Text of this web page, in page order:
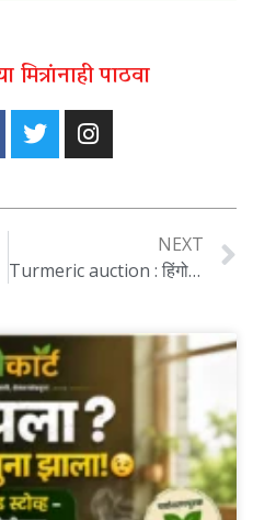
मित्रांनाही पाठवा
NEXT
Turmeric auction : हिंगोलीत हळदीचे लिलाव पुन्हा सुरू, शेतकऱ्यांना दिलासा, बाजारात उत्साहाचे वातावरण….